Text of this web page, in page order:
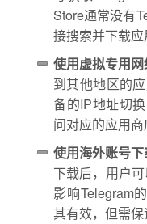
Store通常没有
接搜索并下载应
使用虚拟专用
到其他地区的
备的IP地址切
问对应的应用商
使用海外账号
下载后，用户
影响Telegram
其有效，但需保